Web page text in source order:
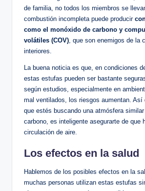
de‌ familia, no todos los miembros se
‌combustión incompleta puede producir
como el monóxido ⁢de carbono y
volátiles ⁣(COV), que son ‍enemigos de ⁣la
interiores.
La buena noticia es que, en condiciones
estas‌ estufas pueden ser bastante
según estudios, especialmente en
mal ventilados, los⁤ riesgos aumentan. Así
que estés buscando una atmósfera
carbono, es⁢ inteligente asegurarte de que
circulación de aire.
Los efectos en la salud
Hablemos de los posibles efectos en la
muchas ‌personas utilizan‌ estas estufas​